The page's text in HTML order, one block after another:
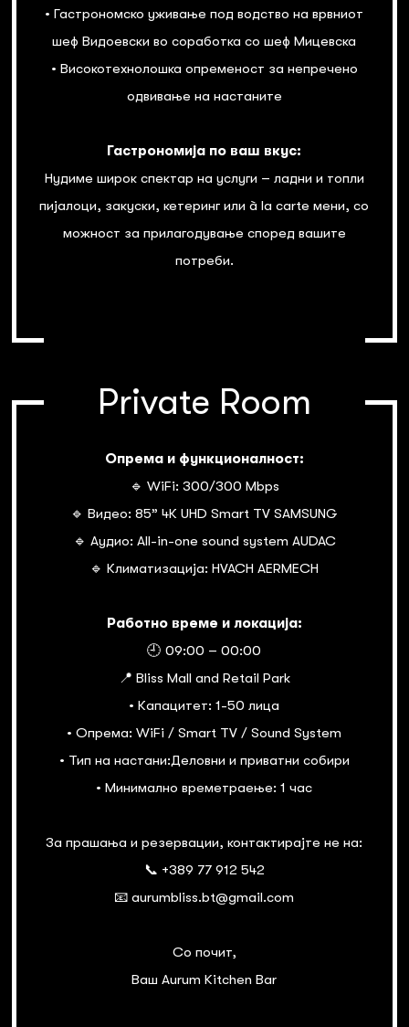
• Гастрономско уживање под водство на врвниот
шеф Видоевски во соработка со шеф Мицевска
• Високотехнолошка опременост за непречено
одвивање на настаните
Гастрономија по ваш вкус:
Нудиме широк спектар на услуги – ладни и топли
пијалоци, закуски, кетеринг или à la carte мени, со
можност за прилагодување според вашите
потреби.
Private Room
Опрема и функционалност:
🔹 WiFi: 300/300 Mbps
🔹 Видео: 85” 4К UHD Smart TV SAMSUNG
🔹 Аудио: All-in-one sound system AUDAC
🔹 Климатизација: HVACH AERMECH
Работно време и локација:
🕘 09:00 – 00:00
📍 Bliss Mall and Retail Park
• Капацитет: 1-50 лица
• Опрема: WiFi / Smart TV / Sound System
• Тип на настани:Деловни и приватни собири
• Минимално времетраење: 1 час
За прашања и резервации, контактирајте не на:
📞 +389 77 912 542
📧 aurumbliss.bt@gmail.com
Со почит,
Ваш Aurum Kitchen Bar